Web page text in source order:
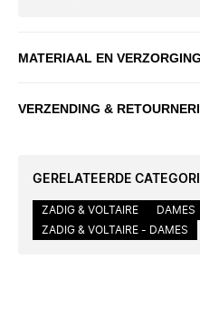
MATERIAAL EN VERZORGING
VERZENDING &
GERELATEERDE
ZADIG & VOLTAIRE DAMES
ZADIG & VOLTAIRE - DAMES